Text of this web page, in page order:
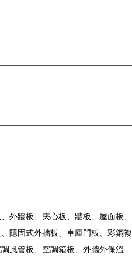
外牆板、夾心板、牆板、屋面板、
隱固式外牆板、車庫門板、彩鋼複
風管板、空調箱板、外牆外保溫